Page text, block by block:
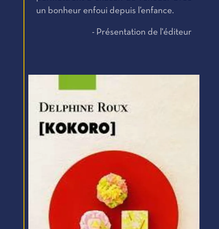
un bonheur enfoui depuis l’enfance.
- Présentation de l'éditeur